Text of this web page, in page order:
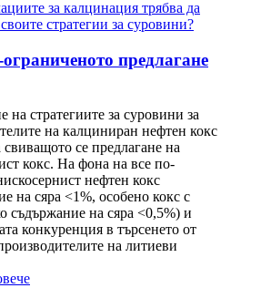
предлагане
на стратегиите за суровини за
на калциниран нефтен кокс
се предлагане на
кокс. На фона на все по-
нефтен кокс
на сяра <1%, особено кокс с
съдържание на сяра <0,5%) и
конкуренция в търсенето от
на литиеви